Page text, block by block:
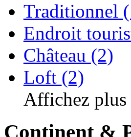
Traditionnel
Endroit
Château (2)
Loft (2)
Affichez plus
Continent &